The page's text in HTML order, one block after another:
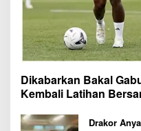
Dikabarkan Bakal
Kembali Latihan
Drakor